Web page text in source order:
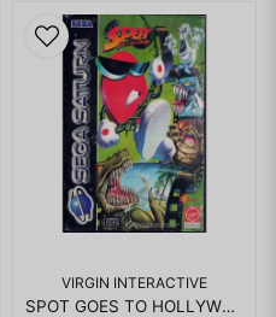
VIRGIN INTERACTIVE
SPOT GOES TO HOLLYWOOD SEGA SATURN